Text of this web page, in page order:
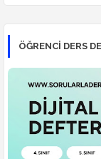
ÖĞRENCI DERS